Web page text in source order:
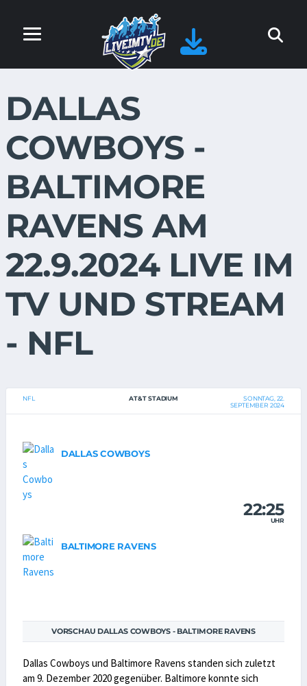
DALLAS
COWBOYS -
BALTIMORE
RAVENS AM
22.9.2024 LIVE IM
TV UND STREAM
- NFL
NFL AT&T STADIUM
SONNTAG, 22.
SEPTEMBER 2024
DALLAS COWBOYS
22:25
UHR
BALTIMORE RAVENS
VORSCHAU DALLAS COWBOYS - BALTIMORE RAVENS
Dallas Cowboys und Baltimore Ravens standen sich zuletzt
am 9. Dezember 2020 gegenüber. Baltimore konnte sich